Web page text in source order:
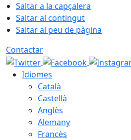
Saltar a la capçalera
Saltar al contingut
Saltar al peu de pàgina
Contactar
Idiomes
Català
Castellà
Anglès
Alemany
Francès